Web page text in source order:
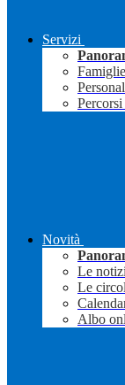
Servizi
Novità
Le
Le
Albo